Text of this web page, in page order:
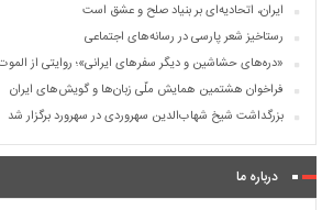
ایران، اتحادیه‌ای بر بنیاد صلح و عشق است
رستاخیز شعر پارسی در رسانه‌های اجتماعی
«دره‌های حشاشین و دیگر سفرهای ایرانی»؛ روایتی از
فراخوان هشتمین همایش ملّی زبان‌ها و گویش‌های ایران
بزرگداشت شیخ شهاب‌الدین سهروردی در سهرورد برگزار شد
درباره ما